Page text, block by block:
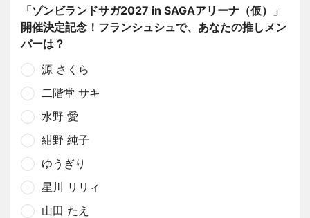
「ゾンビランドサガ2027 in SAGAアリーナ（仮）」
開催決定記念！フランシュシュで、あなたの推しメン
バーは？
源 さくら
二階堂 サキ
水野 愛
紺野 純子
ゆうぎり
星川 リリィ
山田 たえ